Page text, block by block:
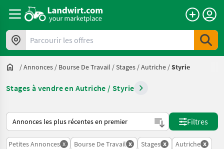
Parcourir les offres
/Annonces / Bourse De Travail /Stages /Autriche /Styrie
Stages à vendre en Autriche / Styrie
Voici comment les annonces sont triées sur Landwirt.com
Filtres
Petites Annonces x Bourse De Travail x Stages x Autriche x